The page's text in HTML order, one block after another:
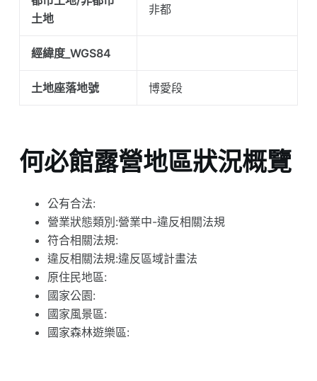
土地
非都
經緯度_WGS84
土地座落地號 博愛段
何必館露營地區狀況概覽
公有合法:
營業狀態類別:營業中-違反相關法規
符合相關法規:
違反相關法規:違反區域計畫法
原住民地區:
國家公園:
國家風景區:
國家森林遊樂區: